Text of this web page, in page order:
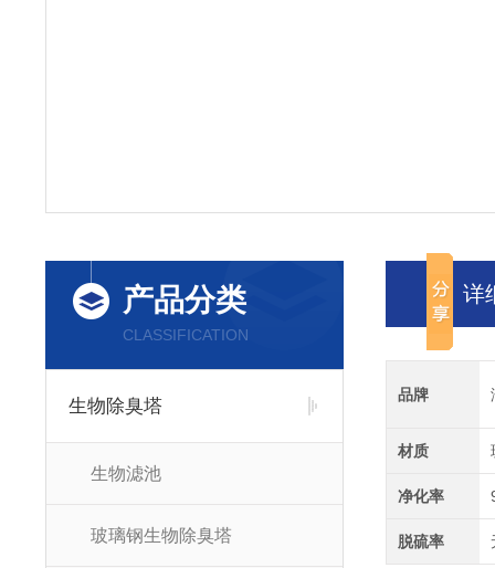
产品分类
CLASSIFICATION
生物除臭塔
生物滤池
玻璃钢生物除臭塔
详
品牌
材质
净化率
脱硫率